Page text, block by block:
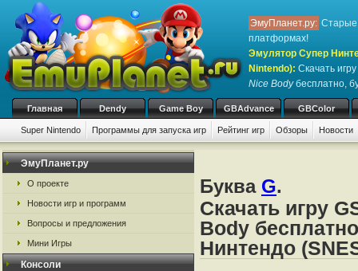
ЭмуПланет.ру: Старые
платформах!
Эмулятор Супер
Nintendo): Скачать игру
Nice Bodyбесплатно,
Главная Dendy Game Boy GBAdvance GBColor
Super Nintendo Программы для запуска игр Рейтинг игр Обзоры Новости
Игры: # A B C D E F G H I
ЭмуПланет.ру
О проекте
Новости игр и программ
Вопросы и предложения
Мини Игры
Консоли
Буква G.
Скачать игру
Body
Нинтендо